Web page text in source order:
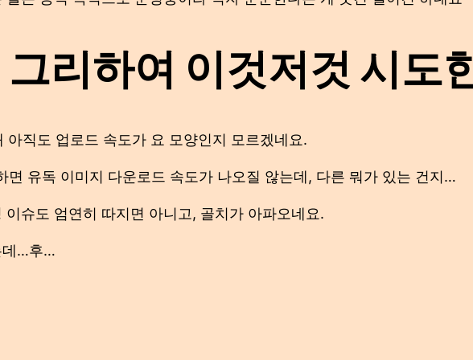
그리하여 이것저것 시도
직도 업로드 속도가 요 모양인지 모르겠네요.
면 유독 이미지 다운로드 속도가 나오질 않는데, 다른 뭐가 있는 건지…
슈도 엄연히 따지면 아니고, 골치가 아파오네요.
데…후…